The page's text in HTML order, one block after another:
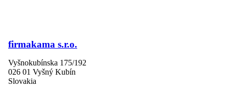
firmakama s.r.o.
Vyšnokubínska 175/192
026 01 Vyšný Kubín
Slovakia